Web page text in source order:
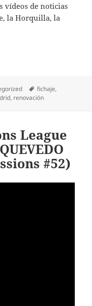
vídeos de noticias
la Horquilla, la
Etiquetas
fichaje,
, renovación
League
#52)